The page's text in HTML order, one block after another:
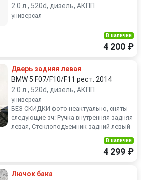
2.0 л., 520d, дизель, АКПП
универсал
В наличии
4 200 ₽
Дверь задняя левая
BMW 5 F07/F10/F11 рест. 2014
2.0 л., 520d, дизель, АКПП
универсал
БЕЗ СКИДКИ фото неактуально, сняты
следующие зч: Ручка внутренняя задняя
левая, Стеклоподъемник задний левый
В наличии
4 299 ₽
Лючок бака